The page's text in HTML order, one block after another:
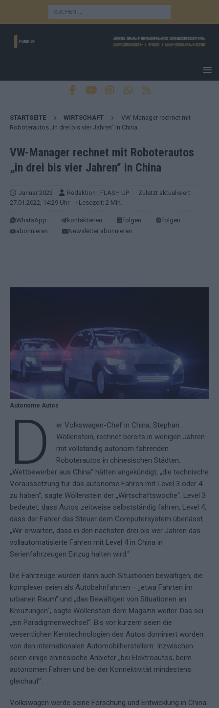
STARTSEITE WIRTSCHAFT
VW-Manager rechnet mit
Roboterautos „in drei bis vier Jahren“ in China
VW-Manager rechnet mit Roboterautos
„in drei bis vier Jahren“ in China
Januar 2022 Redaktion | FLASH UP
· Zuletzt aktualisiert:
27.01.2022, 14:29 Uhr
· Lesezeit: 2 Min.
WhatsApp kontaktieren folgen
folgen
abonnieren
Newsletter abonnieren
Autonome Autos
D
er Volkswagen-Chef in China, Stephan
Wöllenstein, rechnet bereits in wenigen Jahren
mit vollständig autonom fahrenden
Roboterautos in chinesischen Städten.
„Wettbewerber aus China“ hätten angekündigt, „die technische
Voraussetzung für das autonome Fahren mit Level 3 oder 4
zu haben“, sagte Wöllenstein der „Wirtschaftswoche“. Level 3
bedeutet, dass Autos zeitweise selbstständig fahren, Level 4,
dass der Fahrer das Steuer dem Computersystem überlässt.
„Wir erwarten, dass in den nächsten drei bis vier Jahren das
vollautomatisierte Fahren mit Level 4 in China in
Serienfahrzeugen Einzug halten wird.“
Die Fahrzeuge würden dann auch Situationen bewältigen, die
komplexer seien als Autobahnfahrten – „etwa Fahrten im
urbanen Raum“ und „das Bewältigen von Situationen an
Kreuzungen“, sagte Wöllenstein dem Magazin weiter. Das sei
„ein Paradigmenwechsel“. Bis vor kurzem seien die
wesentlichen Kerntechnologien des Autos dominiert worden
von den internationalen Automobilherstellern. Inzwischen
seien einige chinesische Anbieter „bei Elektroautos, beim
autonomen Fahren und bei der Konnektivität mindestens
gleichauf“.
Volkswagen werde seine Forschung und Entwicklung in China